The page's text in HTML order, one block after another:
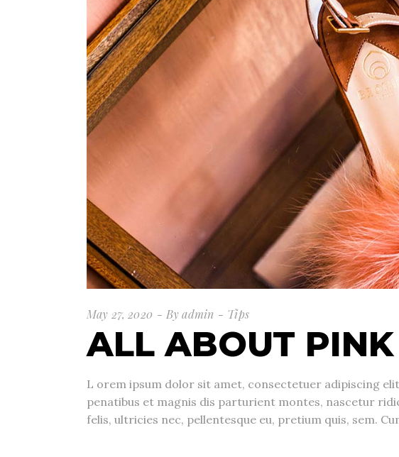
May 27, 2020 By admin Tips
ALL ABOUT PINK
L orem ipsum dolor sit amet, consectetuer adipiscing
penatibus et magnis dis parturient montes, nascetur
felis, ultricies nec, pellentesque eu, pretium quis, sem.